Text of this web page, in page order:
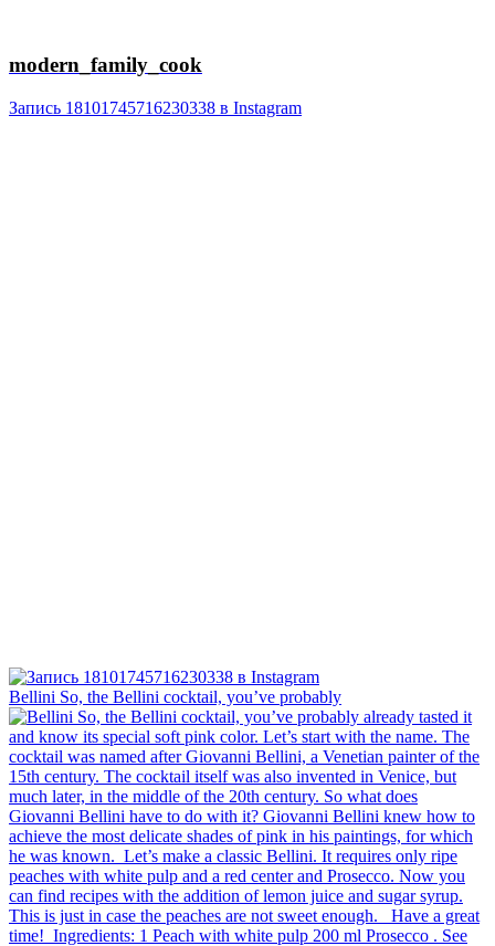
modern_family_cook
Запись 18101745716230338 в Instagram
Bellini⁠ So, the Bellini cocktail, you’ve probably